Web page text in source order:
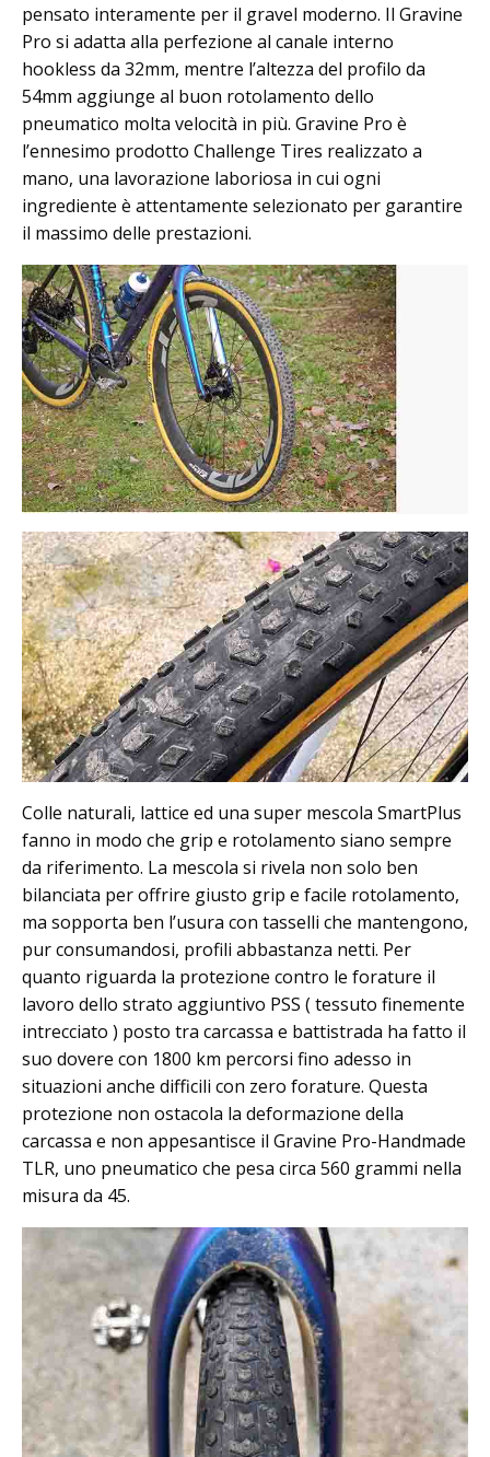
pensato interamente per il gravel moderno. Il Gravine
Pro si adatta alla perfezione al canale interno
hookless da 32mm, mentre l’altezza del profilo da
54mm aggiunge al buon rotolamento dello
pneumatico molta velocità in più. Gravine Pro è
l’ennesimo prodotto Challenge Tires realizzato a
mano, una lavorazione laboriosa in cui ogni
ingrediente è attentamente selezionato per garantire
il massimo delle prestazioni.
Colle naturali, lattice ed una super mescola SmartPlus
fanno in modo che grip e rotolamento siano sempre
da riferimento. La mescola si rivela non solo ben
bilanciata per offrire giusto grip e facile rotolamento,
ma sopporta ben l’usura con tasselli che mantengono,
pur consumandosi, profili abbastanza netti. Per
quanto riguarda la protezione contro le forature il
lavoro dello strato aggiuntivo PSS ( tessuto finemente
intrecciato ) posto tra carcassa e battistrada ha fatto il
suo dovere con 1800 km percorsi fino adesso in
situazioni anche difficili con zero forature. Questa
protezione non ostacola la deformazione della
carcassa e non appesantisce il Gravine Pro-Handmade
TLR, uno pneumatico che pesa circa 560 grammi nella
misura da 45.